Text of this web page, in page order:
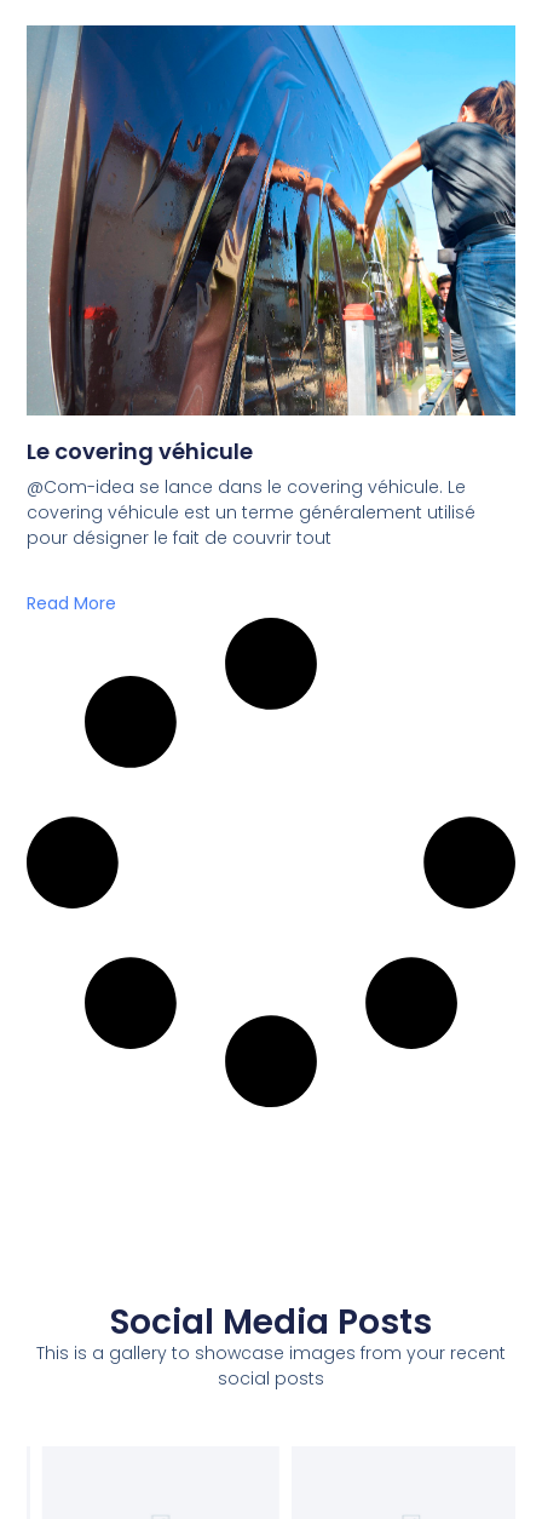
Le covering véhicule
@Com-idea se lance dans le covering véhicule. Le
covering véhicule est un terme généralement utilisé
pour désigner le fait de couvrir tout
Read More
Social Media Posts
This is a gallery to showcase images from your recent
social posts